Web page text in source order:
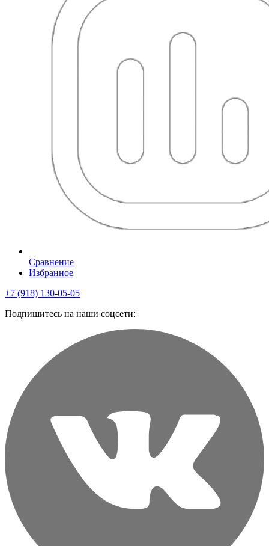
Сравнение
Избранное
+7 (918) 130-05-05
Подпишитесь на наши соцсети: